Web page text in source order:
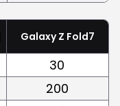
Galaxy Z Fold7
30
200